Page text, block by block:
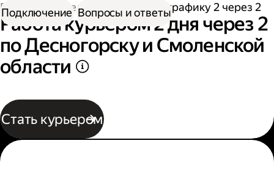
Работа водителем Работа по графику 2 через 2
Работа курьером 2 дня через 2
по Десногорску и Смоленской
области
Стать курьером
Подключение Вопросы и ответы